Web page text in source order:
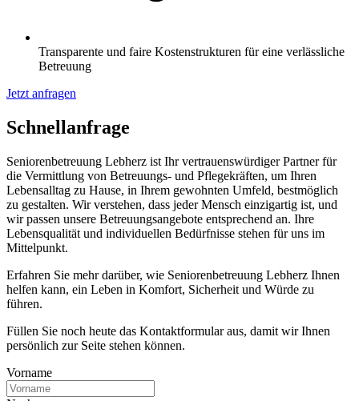
Transparente und faire Kostenstrukturen für eine verlässliche
Betreuung
Jetzt anfragen
Schnell­anfrage
Seniorenbetreuung Lebherz ist Ihr vertrauenswürdiger Partner für
die Vermittlung von Betreuungs- und Pflegekräften, um Ihren
Lebensalltag zu Hause, in Ihrem gewohnten Umfeld, bestmöglich
zu gestalten. Wir verstehen, dass jeder Mensch einzigartig ist, und
wir passen unsere Betreuungsangebote entsprechend an. Ihre
Lebensqualität und individuellen Bedürfnisse stehen für uns im
Mittelpunkt.
Erfahren Sie mehr darüber, wie Seniorenbetreuung Lebherz Ihnen
helfen kann, ein Leben in Komfort, Sicherheit und Würde zu
führen.
Füllen Sie noch heute das Kontaktformular aus, damit wir Ihnen
persönlich zur Seite stehen können.
Vorname